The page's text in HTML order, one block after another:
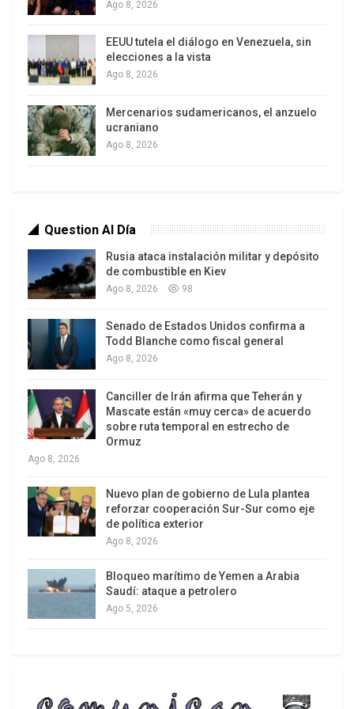
étnica, racial o religiosa”.
En diciembre de 2023, dos meses después del
inicio de la nueva fase del conflicto en Gaza, la
República de Sudáfrica le solicitó a la Secretaría
de la Corte Internacional de Justicia que abriera
un proceso contra el Estado de Israel “en relación
con presuntas violaciones en la Franja de Gaza de
En enero de 2024, la Corte consideró “
que Israel hubiese cometido violaciones contra
dicha Convención y entonces ordenó que el
Estado de Israel garantizara, “con efecto
inmediato”, que sus fuerzas no cometieran
Convención.
Ese mismo mes, la organización no
gubernamental (ONG) de derechos humanos
Amnistía Internacional denunció en su informe
“ Es como si fuéramos seres infrahumanos”
“genocidio de Israel contra la población palestina
palestinians-in-gaza/)
Ago 8, 2026
EEUU tutela el diálogo en Venezuela, sin
elecciones a la vista
Ago 8, 2026
Mercenarios sudamericanos, el anzuelo
ucraniano
Ago 8, 2026
Question Al Día
Rusia ataca instalación militar y depósito
de combustible en Kiev
Ago 8, 2026 98
Senado de Estados Unidos confirma a
Todd Blanche como fiscal general
Ago 8, 2026
Canciller de Irán afirma que Teherán y
Mascate están «muy cerca» de acuerdo
sobre ruta temporal en estrecho de
Ormuz
Ago 8, 2026
Nuevo plan de gobierno de Lula plantea
reforzar cooperación Sur-Sur como eje
de política exterior
Ago 8, 2026
Bloqueo marítimo de Yemen a Arabia
Saudí: ataque a petrolero
Ago 5, 2026